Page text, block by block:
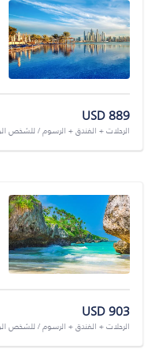
USD 889
الرحلات + الفندق + الرسوم / للشخص
USD 903
الرحلات + الفندق + الرسوم / للشخص